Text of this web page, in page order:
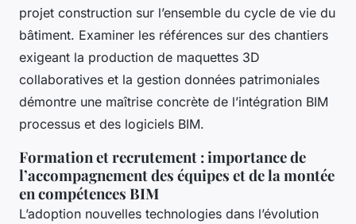
projet construction sur l’ensemble du cycle de vie du
bâtiment. Examiner les références sur des chantiers
exigeant la production de maquettes 3D
collaboratives et la gestion données patrimoniales
démontre une maîtrise concrète de l’intégration BIM
processus et des logiciels BIM.
Formation et recrutement : importance de
l’accompagnement des équipes et de la montée
en compétences BIM
L’adoption nouvelles technologies dans l’évolution